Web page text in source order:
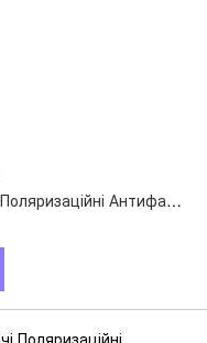
Сонцезахисні окуляри M&J Чоловічі Поляризаційні Антифара коричневий (289)